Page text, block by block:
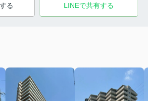
る LINEで共有する